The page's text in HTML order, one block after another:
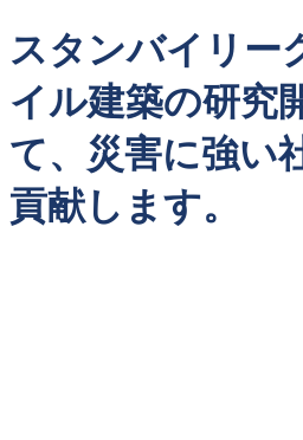
スタンバイリー
イル建築の研究
て、災害に強い
貢献します。